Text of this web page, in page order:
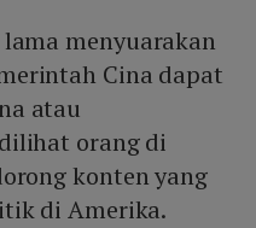
menyuarakan
Cina dapat
atau
orang di
konten yang
di Amerika.